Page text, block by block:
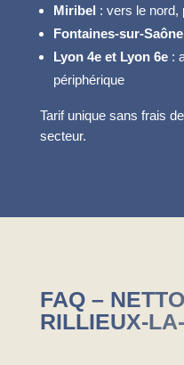
Miribel : vers le nord,
Fontaines-sur-Saône
Lyon 4e et Lyon 6e:
périphérique
Tarif unique sans frais
secteur.
FAQ –
RILLIEUX-